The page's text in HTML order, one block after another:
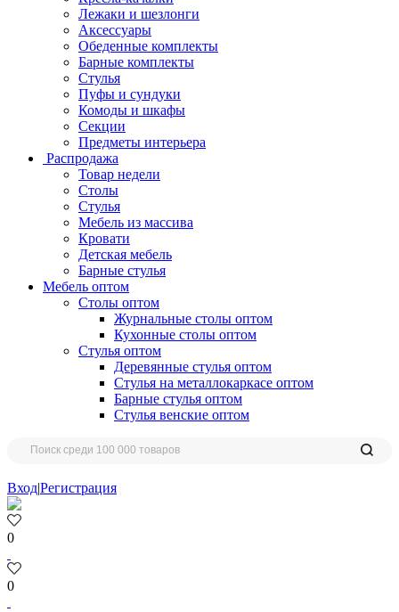
Лежаки и шезлонги
Аксессуары
Обеденные комплекты
Барные комплекты
Стулья
Пуфы и сундуки
Комоды и шкафы
Секции
Предметы интерьера
Распродажа
Товар недели
Столы
Стулья
Мебель из массива
Кровати
Детская мебель
Барные стулья
Мебель оптом
Столы оптом
Журнальные столы оптом
Кухонные столы оптом
Стулья оптом
Деревянные стулья оптом
Стулья на металлокаркасе оптом
Барные стулья оптом
Стулья венские оптом
Вход|Регистрация
0
0